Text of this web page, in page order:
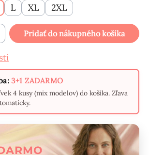
L XL 2XL
Zadajte požadované
Pridať do nákupného košíka
3+1 ZADARMO
4 kusy (mix modelov) do košíka. Zľava